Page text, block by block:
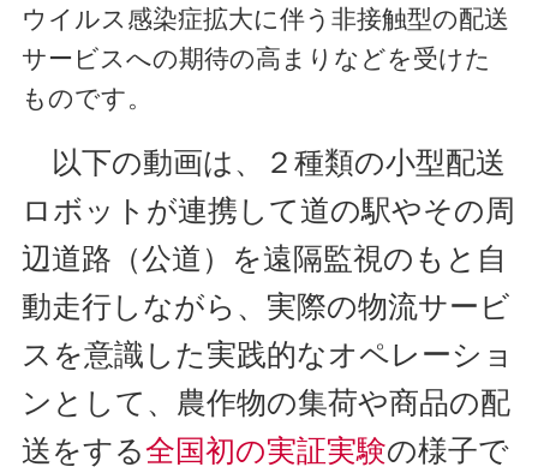
ウイルス感染症拡大に伴う非接触型の配送
サービスへの期待の高まりなどを受けた
ものです。
以下の動画は、２種類の小型配送
ロボットが連携して道の駅やその周
辺道路（公道）を遠隔監視のもと自
動走行しながら、実際の物流サービ
スを意識した実践的なオペレーショ
ンとして、農作物の集荷や商品の配
送をする全国初の実証実験の様子で